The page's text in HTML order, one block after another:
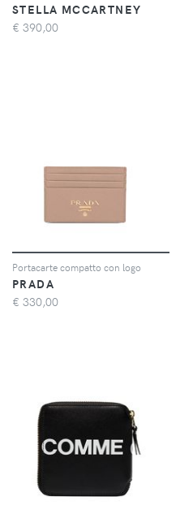
STELLA MCCARTNEY
€ 390,00
Portacarte compatto con logo
PRADA
€ 330,00